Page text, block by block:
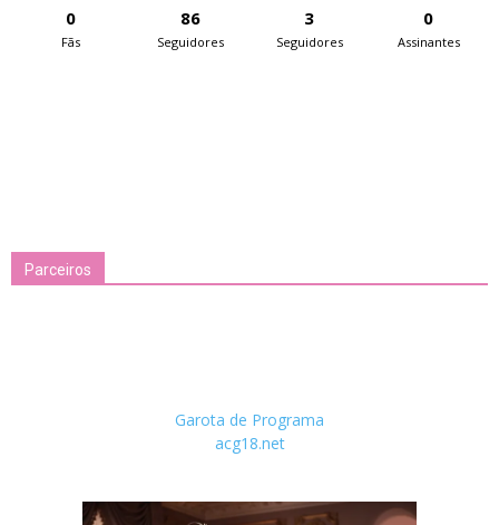
0
Fãs
86
Seguidores
3
Seguidores
0
Assinantes
Parceiros
Garota de Programa
acg18.net